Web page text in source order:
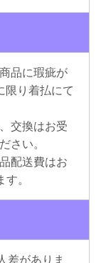
品に瑕疵が
限り着払にて
交換はお受
さい。
配送費はお
。
差がありま